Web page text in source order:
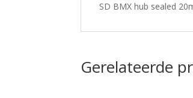
SD BMX hub sealed
Gerelateerde